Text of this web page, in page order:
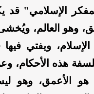
الإسلامي" قد
وهو العالم،
ويفتي
هذه الأحكام،
هو الأعمق، وهو